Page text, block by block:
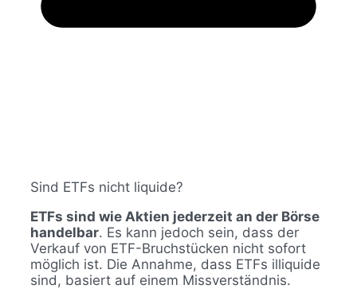
Sind ETFs nicht liquide?
ETFs sind wie Aktien jederzeit an der Börse
handelbar. Es kann jedoch sein, dass der
Verkauf von ETF-Bruchstücken nicht sofort
möglich ist. Die Annahme, dass ETFs illiquide
sind, basiert auf einem Missverständnis.